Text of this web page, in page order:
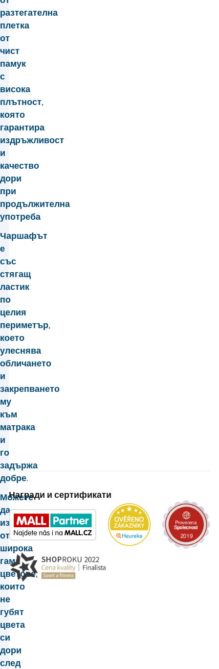
разтегателна
плетка
от
чист
памук
с
висока
плътност,
която
гарантира
издръжливост
и
качество
дори
при
продължителна
употреба
Чаршафът
е
със
стягащ
ластик
по
целия
периметър,
което
улеснява
обличането
и
закрепването
му
към
матрака
и
го
задържа
добре.
Можете
да
избирате
от
широка
гама
цветове,
които
не
губят
цвета
си
дори
след
Награди и сертификати